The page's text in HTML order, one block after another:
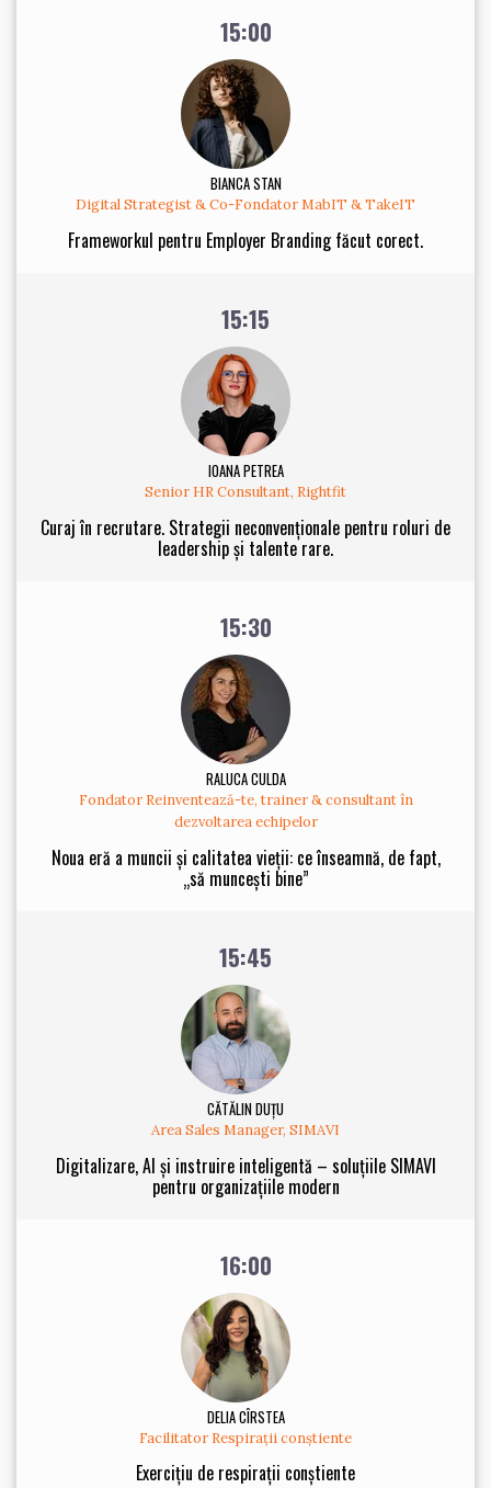
15:00
BIANCA STAN
Digital Strategist & Co-Fondator MabIT & TakeIT
Frameworkul pentru Employer Branding făcut corect.
15:15
IOANA PETREA
Senior HR Consultant, Rightfit
Curaj în recrutare. Strategii neconvenționale pentru roluri de
leadership și talente rare.
15:30
RALUCA CULDA
Fondator Reinventează-te, trainer & consultant în
dezvoltarea echipelor
Noua eră a muncii și calitatea vieții: ce înseamnă, de fapt,
„să muncești bine”
15:45
CĂTĂLIN DUȚU
Area Sales Manager, SIMAVI
Digitalizare, AI și instruire inteligentă – soluțiile SIMAVI
pentru organizațiile modern
16:00
DELIA CÎRSTEA
Facilitator Respirații conștiente
Exercițiu de respirații conștiente